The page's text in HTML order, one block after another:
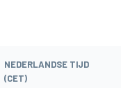
NEDERLANDSE TIJD
(CET)